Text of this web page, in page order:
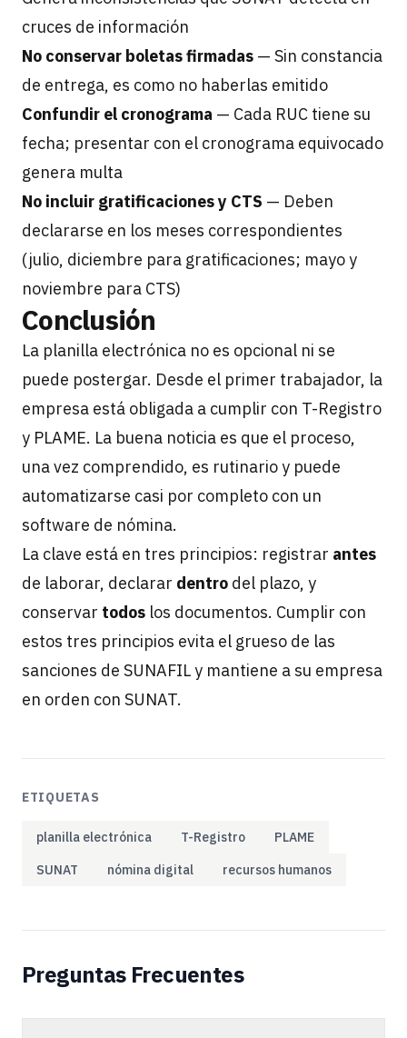
cruces de información
No conservar boletas firmadas — Sin constancia
de entrega, es como no haberlas emitido
Confundir el cronograma — Cada RUC tiene su
fecha; presentar con el cronograma equivocado
genera multa
No incluir gratificaciones y CTS — Deben
declararse en los meses correspondientes
(julio, diciembre para gratificaciones; mayo y
noviembre para CTS)
Conclusión
La planilla electrónica no es opcional ni se
puede postergar. Desde el primer trabajador, la
empresa está obligada a cumplir con T-Registro
y PLAME. La buena noticia es que el proceso,
una vez comprendido, es rutinario y puede
automatizarse casi por completo con un
software de nómina.
La clave está en tres principios: registrar antes
de laborar, declarar dentro del plazo, y
conservar todos los documentos. Cumplir con
estos tres principios evita el grueso de las
sanciones de SUNAFIL y mantiene a su empresa
en orden con SUNAT.
ETIQUETAS
planilla electrónica T-Registro
PLAME
SUNAT
nómina digital recursos humanos
Preguntas Frecuentes